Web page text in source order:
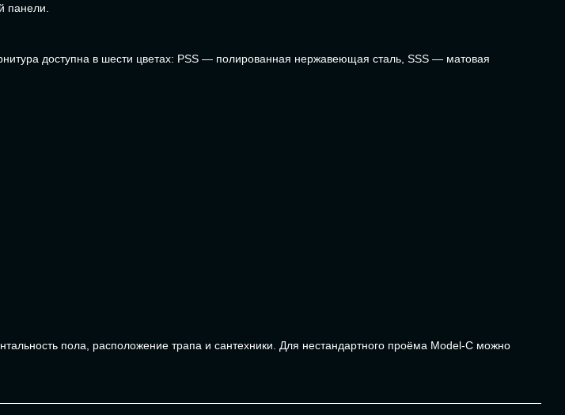
панели.
доступна в шести цветах: PSS — полированная нержавеющая сталь, SSS — матовая
пола, расположение трапа и сантехники. Для нестандартного проёма Model-C можно